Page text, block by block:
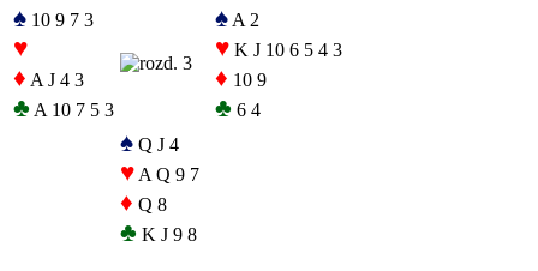
♠ 10 9 7 3
♥
♦ A J 4 3
♣ A 10 7 5 3
♠ A 2
♥ K J 10 6 5 4 3
♦ 10 9
♣ 6 4
♠ Q J 4
♥ A Q 9 7
♦ Q 8
♣ K J 9 8